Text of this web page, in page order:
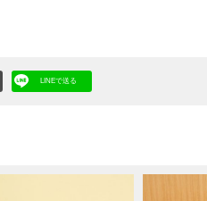
LINEで送る